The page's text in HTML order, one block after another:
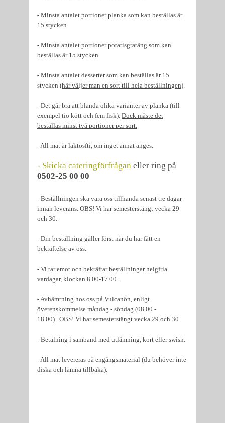
- Minsta antalet portioner planka som kan beställas är
15 stycken.
- Minsta antalet portioner potatisgratäng som kan
beställas är 15 stycken.
- Minsta antalet desserter som kan beställas är 15
stycken (här väljer man en sort till hela beställningen).
- Det går bra att blanda olika varianter av planka (till
exempel tio kött och fem fisk). Dock måste det
beställas minst två portioner per sort.
- All mat är laktosfti, om inget annat anges.
- Skicka cateringförfrågan eller ring på
0502-25 00 00
- Beställningen ska vara oss tillhanda senast tre dagar
innan leverans. OBS! Vi har semesterstängt vecka 29
och 30.
- Din beställning gäller först när du har fått en
bekräftelse av oss.
- Vi tar emot och bekräftar beställningar helgfria
vardagar, klockan 8.00-17.00.
- Avhämtning hos oss på Vulcanön, enligt
överenskommelse måndag - söndag (08.00 -
18.00). OBS! Vi har semesterstängt vecka 29 och 30.
- Betalning i samband med utlämning, kort eller swish.
- All mat levereras på engångsmaterial (du behöver inte
diska och lämna tillbaka).